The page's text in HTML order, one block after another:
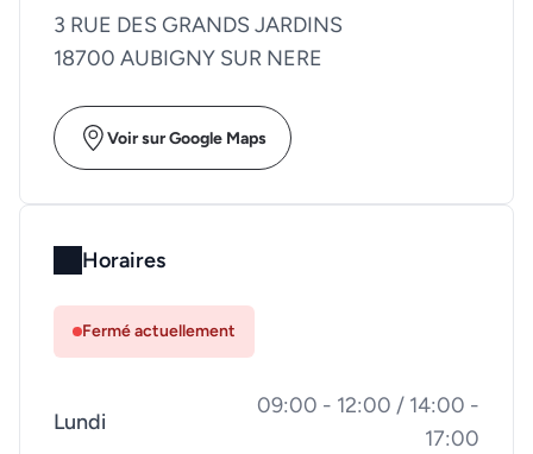
3 RUE DES GRANDS JARDINS
18700 AUBIGNY SUR NERE
Voir sur Google Maps
Horaires
Fermé actuellement
Lundi
09:00 - 12:00 / 14:00 -
17:00